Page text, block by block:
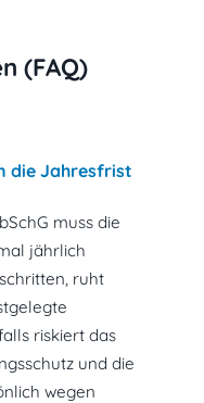
(FAQ)
die Jahresfrist
muss die
jährlich
ruht
riskiert das
und die
wegen